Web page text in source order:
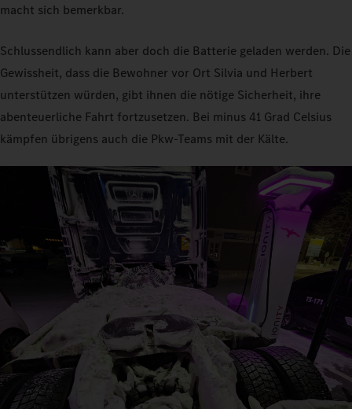
macht sich bemerkbar.
Schlussendlich kann aber doch die Batterie geladen werden. Die
Gewissheit, dass die Bewohner vor Ort Silvia und Herbert
unterstützen würden, gibt ihnen die nötige Sicherheit, ihre
abenteuerliche Fahrt fortzusetzen. Bei minus 41 Grad Celsius
kämpfen übrigens auch die Pkw-Teams mit der Kälte.